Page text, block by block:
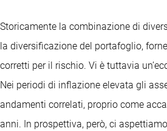
Storicamente la combinazione di
la diversificazione del portafoglio,
corretti per il rischio. Vi è tuttavia
Nei periodi di inflazione elevata gli
andamenti correlati, proprio come
anni. In prospettiva, però, ci